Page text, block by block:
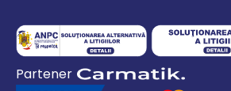
0754 649 360
office.premium@autode.ro
Partener